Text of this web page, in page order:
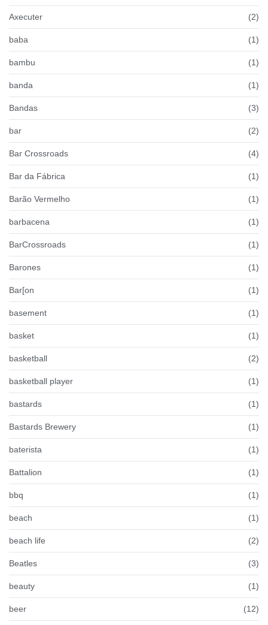
Axecuter (2)
baba (1)
bambu (1)
banda (1)
Bandas (3)
bar (2)
Bar Crossroads (4)
Bar da Fábrica (1)
Barão Vermelho (1)
barbacena (1)
BarCrossroads (1)
Barones (1)
Bar[on (1)
basement (1)
basket (1)
basketball (2)
basketball player (1)
bastards (1)
Bastards Brewery (1)
baterista (1)
Battalion (1)
bbq (1)
beach (1)
beach life (2)
Beatles (3)
beauty (1)
beer (12)